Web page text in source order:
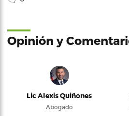
Opinión y
Lic Alexis Quiñones
Abogado